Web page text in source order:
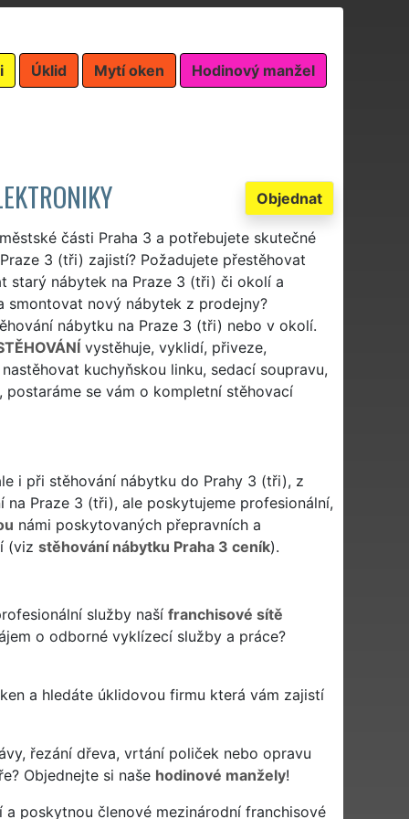
Úklid Mytí oken Hodinový manžel
Objednat
části Praha 3 a potřebujete skutečné
3 (tři) zajistí? Požadujete přestěhovat
starý nábytek na Praze 3 (tři) či okolí a
smontovat nový nábytek z prodejny?
nábytku na Praze 3 (tři) nebo v okolí.
vystěhuje, vyklidí, přiveze,
kuchyňskou linku, sedací soupravu,
se vám o kompletní stěhovací
i při stěhování nábytku do Prahy 3 (tři), z
Praze 3 (tři), ale poskytujeme profesionální,
námi poskytovaných přepravních a
(viz stěhování nábytku Praha 3 ceník).
služby naší franchisové sítě
o odborné vyklízecí služby a práce?
a hledáte úklidovou firmu která vám zajistí
řezání dřeva, vrtání poliček nebo opravu
Objednejte si naše hodinové manžely!
poskytnou členové mezinárodní franchisové